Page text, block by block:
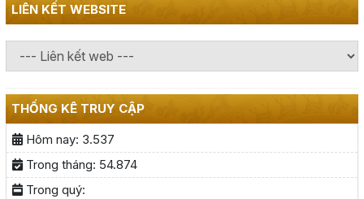
LIÊN KẾT WEBSITE
THỐNG KÊ TRUY CẬP
Hôm nay: 3.537
Trong tháng: 54.874
Trong quý: